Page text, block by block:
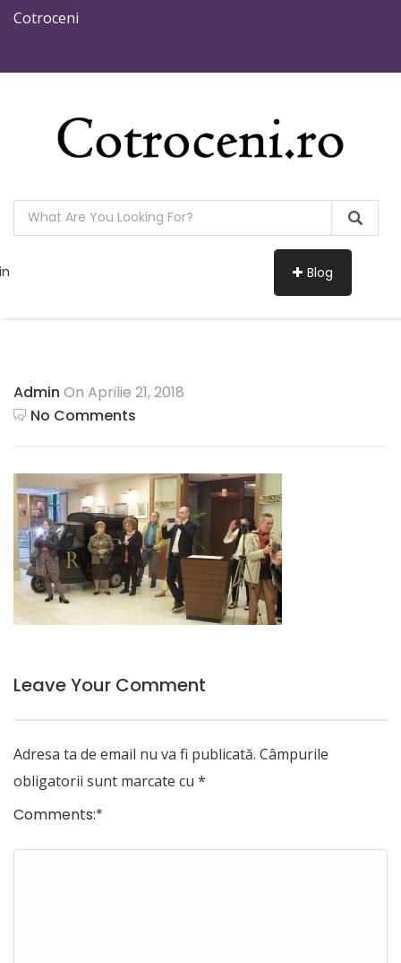
Cotroceni
Blog
Admin On Aprilie 21, 2018
No Comments
Leave Your Comment
Adresa ta de email nu va fi publicată. Câmpurile
obligatorii sunt marcate cu *
Comments:*